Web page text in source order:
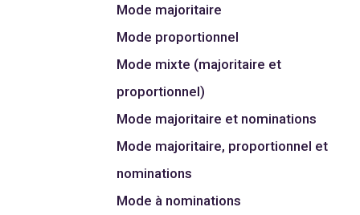
Mode majoritaire
Mode proportionnel
Mode mixte (majoritaire et
proportionnel)
Mode majoritaire et nominations
Mode majoritaire, proportionnel et
nominations
Mode à nominations